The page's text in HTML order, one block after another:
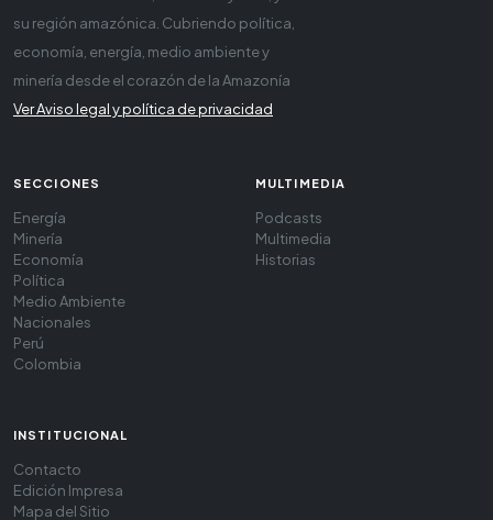
su región amazónica. Cubriendo política,
economía, energía, medio ambiente y
minería desde el corazón de la Amazonía
Ver Aviso legal y política de privacidad
SECCIONES
Energía
Minería
Economía
Política
Medio Ambiente
Nacionales
Perú
Colombia
MULTIMEDIA
Podcasts
Multimedia
Historias
INSTITUCIONAL
Contacto
Edición Impresa
Mapa del Sitio